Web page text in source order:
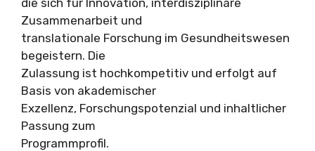
Zusammenarbeit und
translationale Forschung im Gesundheitswesen
begeistern. Die
Zulassung ist hochkompetitiv und erfolgt auf
Basis von akademischer
Exzellenz, Forschungspotenzial und inhaltlicher
Passung zum
Programmprofil.